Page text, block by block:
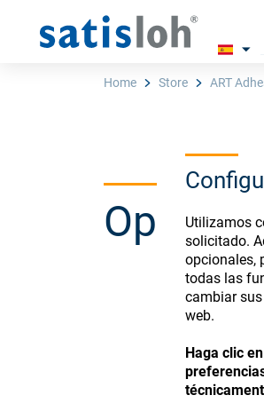
Utilizamos
solicitado.
opcionales,
todas las
cambiar
web.
Haga clic
Home Store ART